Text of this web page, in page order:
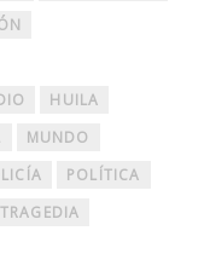
HUILA
MUNDO
POLÍTICA
TRAGEDIA